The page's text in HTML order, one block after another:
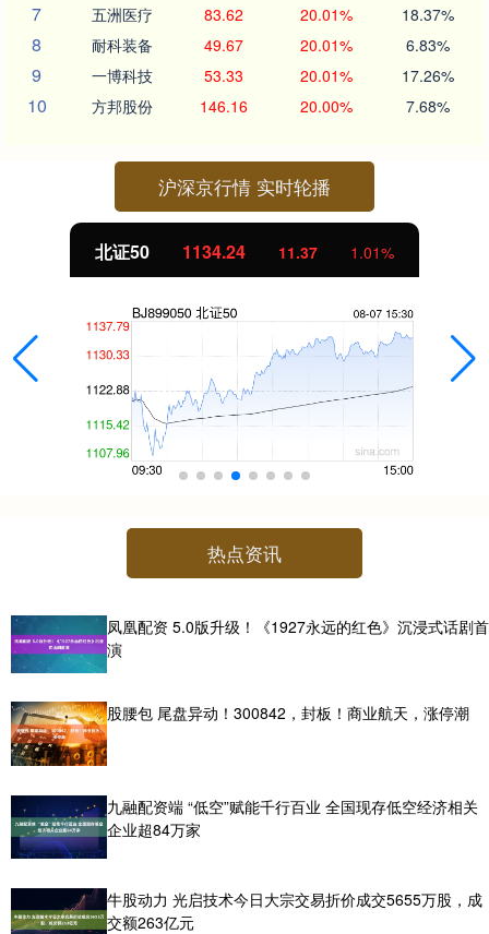
7 五洲医疗 83.62 20.01% 18.37%
8 耐科装备 49.67 20.01% 6.83%
9 一博科技 53.33 20.01% 17.26%
10 方邦股份 146.16 20.00% 7.68%
沪深京行情 实时轮播
北证50 1134.24 11.37 1.01%
热点资讯
凤凰配资 5.0版升级！《1927永远的红色》沉浸式话剧首
演
股腰包 尾盘异动！300842，封板！商业航天，涨停潮
九融配资端 “低空”赋能千行百业 全国现存低空经济相关
企业超84万家
牛股动力 光启技术今日大宗交易折价成交5655万股，成
交额263亿元